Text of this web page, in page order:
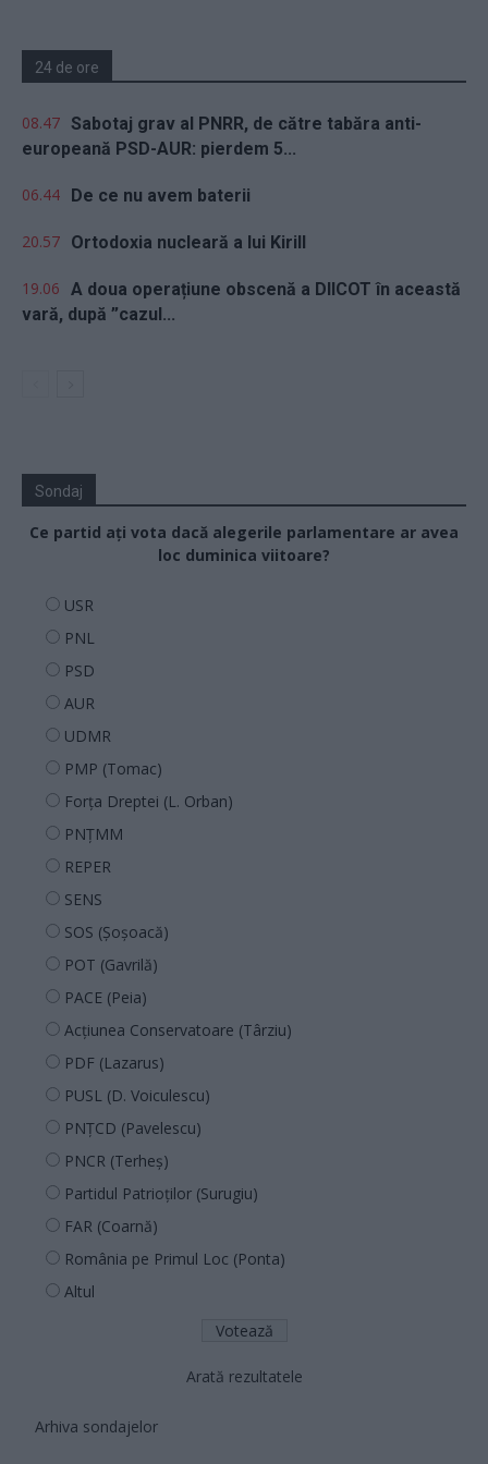
24 de ore
08.47 Sabotaj grav al PNRR, de către tabăra anti-
europeană PSD-AUR: pierdem 5...
06.44 De ce nu avem baterii
20.57 Ortodoxia nucleară a lui Kirill
19.06 A doua operațiune obscenă a DIICOT în această
vară, după ”cazul...
Sondaj
Ce partid ați vota dacă alegerile parlamentare ar avea
loc duminica viitoare?
USR
PNL
PSD
AUR
UDMR
PMP (Tomac)
Forța Dreptei (L. Orban)
PNȚMM
REPER
SENS
SOS (Șoșoacă)
POT (Gavrilă)
PACE (Peia)
Acțiunea Conservatoare (Târziu)
PDF (Lazarus)
PUSL (D. Voiculescu)
PNȚCD (Pavelescu)
PNCR (Terheș)
Partidul Patrioților (Surugiu)
FAR (Coarnă)
România pe Primul Loc (Ponta)
Altul
Arată rezultatele
Arhiva sondajelor